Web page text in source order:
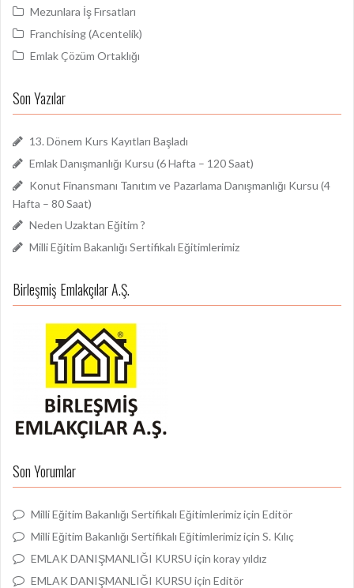
Mezunlara İş Fırsatları
Franchising (Acentelik)
Emlak Çözüm Ortaklığı
Son Yazılar
13. Dönem Kurs Kayıtları Başladı
Emlak Danışmanlığı Kursu (6 Hafta – 120 Saat)
Konut Finansmanı Tanıtım ve Pazarlama Danışmanlığı Kursu (4
Hafta – 80 Saat)
Neden Uzaktan Eğitim ?
Milli Eğitim Bakanlığı Sertifikalı Eğitimlerimiz
Birleşmiş Emlakçılar A.Ş.
Son Yorumlar
Milli Eğitim Bakanlığı Sertifikalı Eğitimlerimiziçin Editör
Milli Eğitim Bakanlığı Sertifikalı Eğitimlerimiziçin S. Kılıç
EMLAK DANIŞMANLIĞI KURSU için koray yıldız
EMLAK DANIŞMANLIĞI KURSU için Editör